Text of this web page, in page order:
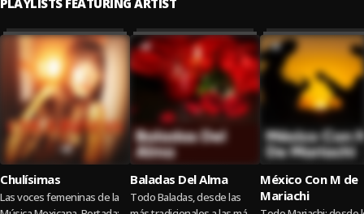
PLAYLISTS FEATURING ARTIST
Chulísimas
Las voces femeninas de la
Baladas Del Alma
Todo Baladas, desde las
México Con M de
Mariachi